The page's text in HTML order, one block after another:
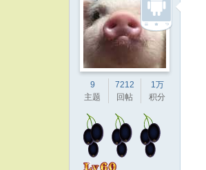
9
主题
7212
回帖
1万
积分